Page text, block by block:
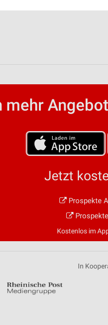
mehr
Jetzt
Prospekte
Kostenlos im
In
Daten aus verschiedenen